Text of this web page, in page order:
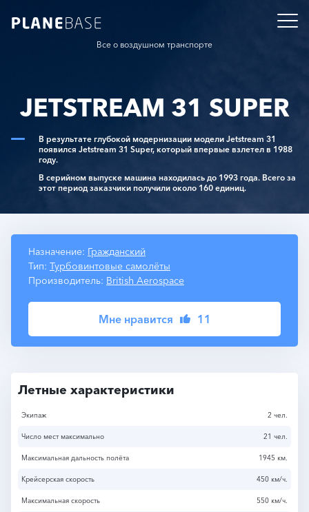
Все о воздушном транспорте
JETSTREAM 31 SUPER
В результате глубокой модернизации модели Jetstream 31
появился Jetstream 31 Super, который впервые взлетел в 1988
году.
В серийном выпуске машина находилась до 1993 года. Всего за
этот период заказчики получили около 160 единиц.
Назначение: Гражданский
Тип: Турбовинтовые самолёты
Производитель: British Aerospace
Мне нравится 11
Летные характеристики
Экипаж 2 чел.
Число мест максимально 21 чел.
Максимальная дальность полёта 1945 км.
Крейсерская скорость 450 км/ч.
Максимальная скорость 550 км/ч.